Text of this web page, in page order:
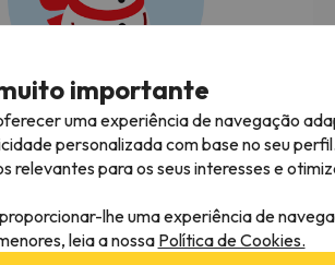
pesquisa. Tente modificar o destino.
encontrar a sua bússola, estará de volta.
das melhores férias na neve!
importante
uma experiência de navegação
personalizada com base no seu
para os seus interesses e
lhe uma experiência de
leia a nossaPolítica de Cookies.